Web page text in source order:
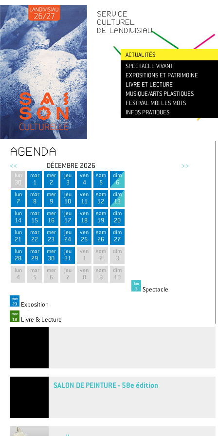
SERVICE
CULTUREL
DE LANDIVISIAU
ACTUALITÉS
SPECTACLE VIVANT
EXPOSITIONS ET PATRIMOINE
LIVRE ET LECTURE
MUSIQUE/ARTS PLASTIQUES
FESTIVAL MOI LES MOTS
INFOS PRATIQUES
AGENDA
<< DÉCEMBRE 2026 >>
lun
30
mar
1
mer
2
jeu
3
ven
4
sam
5
dim
6
lun
7
mar
8
mer
9
jeu
10
ven
11
sam
12
dim
13
lun
14
mar
15
mer
16
jeu
17
ven
18
sam
19
dim
20
lun
21
mar
22
mer
23
jeu
24
ven
25
sam
26
dim
27
lun
28
mar
29
mer
30
jeu
31
ven
1
sam
2
dim
3
lun
4
mar
5
mer
6
jeu
7
ven
8
sam
9
dim
10
Spectacle
Exposition
Livre & Lecture
SALON DE PEINTURE - 58e édition